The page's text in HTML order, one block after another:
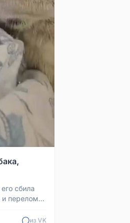
сбила
переломы,
из VK